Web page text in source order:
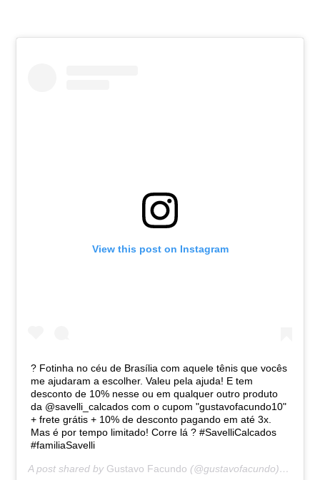
View this post on Instagram
?️ Fotinha no céu de Brasília com aquele tênis que vocês
me ajudaram a escolher. Valeu pela ajuda! E tem
desconto de 10% nesse ou em qualquer outro produto
da @savelli_calcados com o cupom "gustavofacundo10"
+ frete grátis + 10% de desconto pagando em até 3x.
Mas é por tempo limitado! Corre lá ? #SavelliCalcados
#familiaSavelli
A post shared by Gustavo Facundo (@gustavofacundo) on